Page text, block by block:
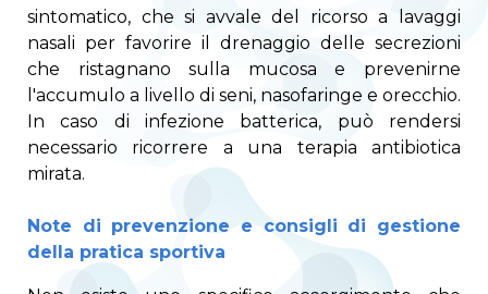
sintomatico, che si avvale del ricorso a lavaggi
nasali per favorire il drenaggio delle secrezioni
che ristagnano sulla mucosa e prevenirne
l'accumulo a livello di seni, nasofaringe e orecchio.
In caso di infezione batterica, può rendersi
necessario ricorrere a una terapia antibiotica
mirata.
Note di prevenzione e consigli di gestione
della pratica sportiva